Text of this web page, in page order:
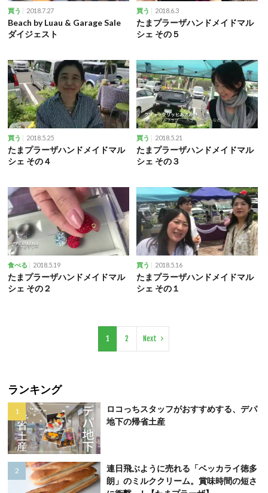
買う 2018.7.27
Beach by Luau & Garage Sale
ダイジェスト
買う 2018.6.3
たまプラーザハンドメイドマル
シェ その５
買う 2018.5.25
たまプラーザハンドメイドマル
シェ その４
買う 2018.5.21
たまプラーザハンドメイドマル
シェ その３
食べる 2018.5.19
たまプラーザハンドメイドマル
シェ その２
買う 2018.5.16
たまプラーザハンドメイドマル
シェ その１
1 2 Next
ランキング
ロコっちスタッフがおすすめする、デパ
地下の帰省土産
連日飛ぶように売れる「ベッカライ徳多
朗」のミルククリーム。賞味時間の短さ